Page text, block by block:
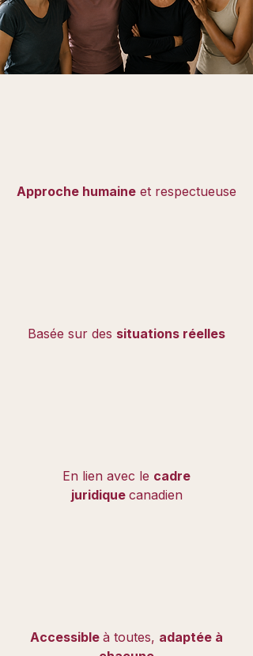
Approche humaine et respectueuse
Basée sur des situations réelles
En lien avec le cadre
juridique canadien
Accessible à toutes, adaptée à